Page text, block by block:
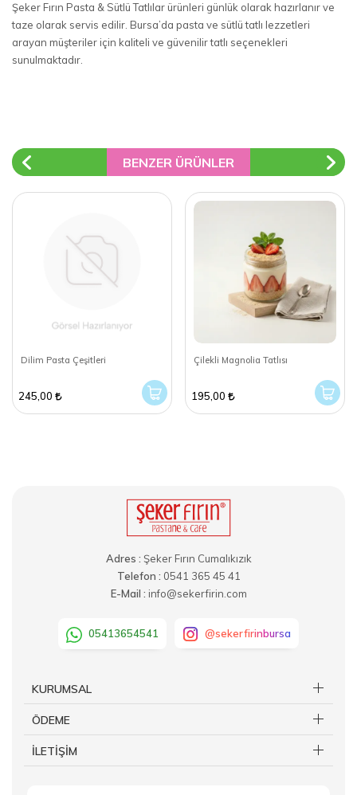
Şeker Fırın Pasta & Sütlü Tatlılar ürünleri günlük olarak hazırlanır ve
taze olarak servis edilir. Bursa’da pasta ve sütlü tatlı lezzetleri
arayan müşteriler için kaliteli ve güvenilir tatlı seçenekleri
sunulmaktadır.
BENZER ÜRÜNLER
Dilim Pasta Çeşitleri
245,00
Çilekli Magnolia Tatlısı
195,00
Adres : Şeker Fırın Cumalıkızık
Telefon : 0541 365 45 41
E-Mail : info@sekerfirin.com
05413654541 @sekerfirinbursa
KURUMSAL
ÖDEME
İLETİŞİM